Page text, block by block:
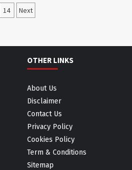
14 Next
OTHER LINKS
About Us
Disclaimer
Contact Us
Privacy Policy
Cookies Policy
Term & Conditions
Sitemap